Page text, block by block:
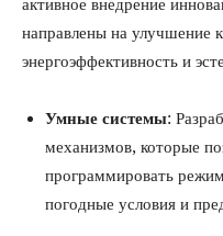
активное внедрение
направлены на улучшение
энергоэффективность и
Умные системы:
механизмов, которые
программировать
погодные условия и